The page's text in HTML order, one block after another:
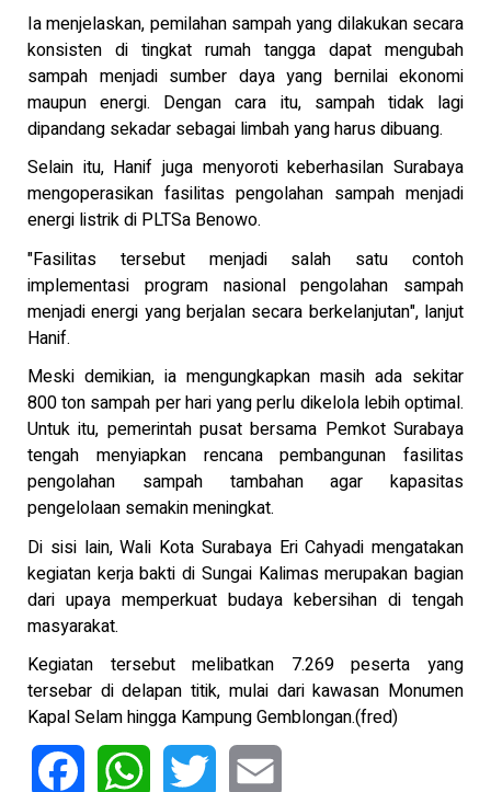
Ia menjelaskan, pemilahan sampah yang dilakukan secara
konsisten di tingkat rumah tangga dapat mengubah
sampah menjadi sumber daya yang bernilai ekonomi
maupun energi. Dengan cara itu, sampah tidak lagi
dipandang sekadar sebagai limbah yang harus dibuang.
Selain itu, Hanif juga menyoroti keberhasilan Surabaya
mengoperasikan fasilitas pengolahan sampah menjadi
energi listrik di PLTSa Benowo.
"Fasilitas tersebut menjadi salah satu contoh
implementasi program nasional pengolahan sampah
menjadi energi yang berjalan secara berkelanjutan", lanjut
Hanif.
Meski demikian, ia mengungkapkan masih ada sekitar
800 ton sampah per hari yang perlu dikelola lebih optimal.
Untuk itu, pemerintah pusat bersama Pemkot Surabaya
tengah menyiapkan rencana pembangunan fasilitas
pengolahan sampah tambahan agar kapasitas
pengelolaan semakin meningkat.
Di sisi lain, Wali Kota Surabaya Eri Cahyadi mengatakan
kegiatan kerja bakti di Sungai Kalimas merupakan bagian
dari upaya memperkuat budaya kebersihan di tengah
masyarakat.
Kegiatan tersebut melibatkan 7.269 peserta yang
tersebar di delapan titik, mulai dari kawasan Monumen
Kapal Selam hingga Kampung Gemblongan.(fred)